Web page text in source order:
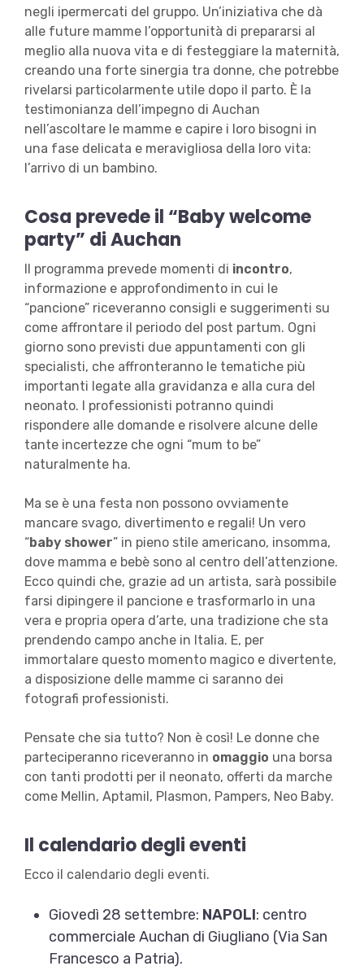
negli ipermercati del gruppo. Un’iniziativa che dà
alle future mamme l’opportunità di prepararsi al
meglio alla nuova vita e di festeggiare la maternità,
creando una forte sinergia tra donne, che potrebbe
rivelarsi particolarmente utile dopo il parto. È la
testimonianza dell’impegno di Auchan
nell’ascoltare le mamme e capire i loro bisogni in
una fase delicata e meravigliosa della loro vita:
l’arrivo di un bambino.
Cosa prevede il “Baby welcome
party” di Auchan
Il programma prevede momenti di incontro,
informazione e approfondimento in cui le
“pancione” riceveranno consigli e suggerimenti su
come affrontare il periodo del post partum. Ogni
giorno sono previsti due appuntamenti con gli
specialisti, che affronteranno le tematiche più
importanti legate alla gravidanza e alla cura del
neonato. I professionisti potranno quindi
rispondere alle domande e risolvere alcune delle
tante incertezze che ogni “mum to be”
naturalmente ha.
Ma se è una festa non possono ovviamente
mancare svago, divertimento e regali! Un vero
“baby shower” in pieno stile americano, insomma,
dove mamma e bebè sono al centro dell’attenzione.
Ecco quindi che, grazie ad un artista, sarà possibile
farsi dipingere il pancione e trasformarlo in una
vera e propria opera d’arte, una tradizione che sta
prendendo campo anche in Italia. E, per
immortalare questo momento magico e divertente,
a disposizione delle mamme ci saranno dei
fotografi professionisti.
Pensate che sia tutto? Non è così! Le donne che
parteciperanno riceveranno in omaggio una borsa
con tanti prodotti per il neonato, offerti da marche
come Mellin, Aptamil, Plasmon, Pampers, Neo Baby.
Il calendario degli eventi
Ecco il calendario degli eventi.
Giovedì 28 settembre: NAPOLI: centro
commerciale Auchan di Giugliano (Via San
Francesco a Patria).